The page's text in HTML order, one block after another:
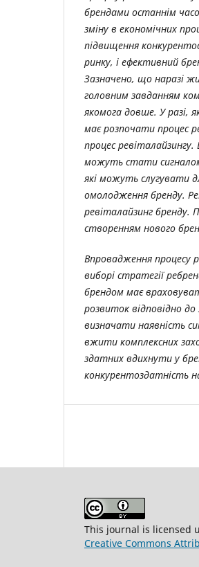
брендами останнім
зміну в економічних
підвищення
ринку, і ефективний
Зазначено, що наразі
головним завданням
якомога довше. У разі,
має розпочати процес
процес
можуть стати
які можуть слугувати
омолодження бренду.
ревіталайзинг бренду.
створенням нового
Впровадження процесу
виборі стратегії
брендом має
розвиток відповідно
визначати наявність
вжити комплексних
здатних вдихнути у
конкурентоздатність
This journal is licensed
Creative Commons